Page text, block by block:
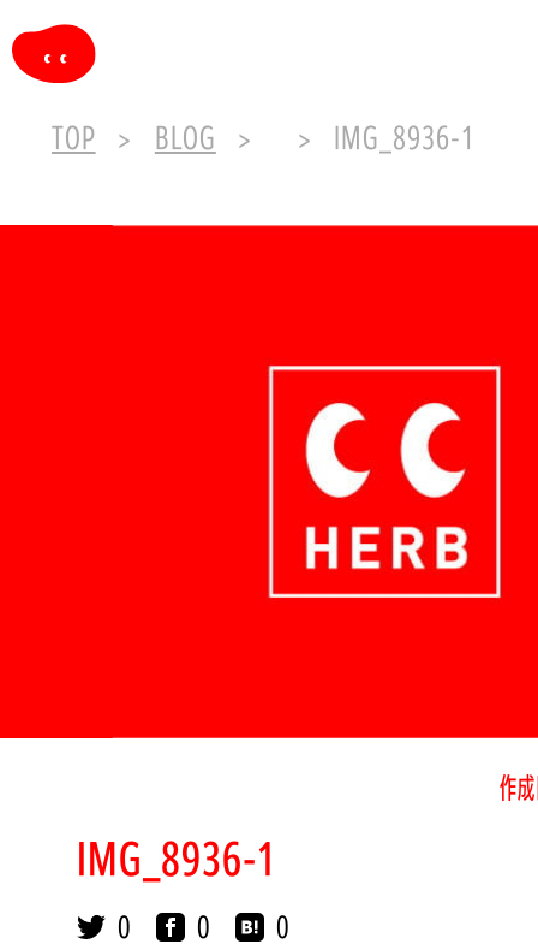
TOP BLOG IMG_8936-1
作
IMG_8936-1
0 0 0